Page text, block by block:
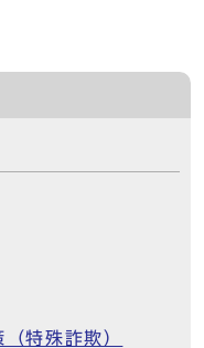
特殊詐欺）